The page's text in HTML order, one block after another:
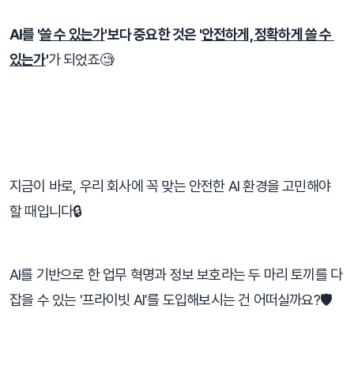
AI를 '쓸 수 있는가'보다 중요한 것은 '안전하게, 정확하게 쓸 수
있는가'가 되었죠🧐
지금이 바로, 우리 회사에 꼭 맞는 안전한 AI 환경을 고민해야
할 때입니다🔒
AI를 기반으로 한 업무 혁명과 정보 보호라는 두 마리 토끼를 다
잡을 수 있는 '프라이빗 AI'를 도입해보시는 건 어떠실까요?🛡️